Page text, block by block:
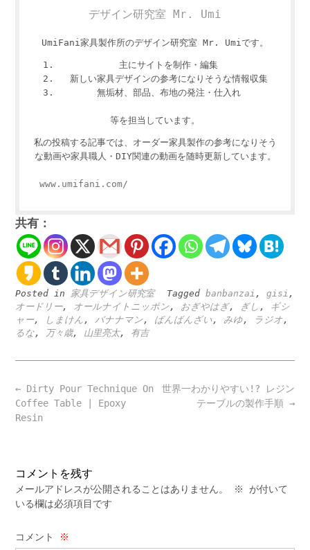
デザイン研究室 Mr. Umi
UmiFani家具製作所のデザイン研究室 Mr. Umiです。
主にサイトを制作・編集
新しい家具デザインの参考になりそうな情報収集
無垢材、部品、布地の発注・仕入れ
等を担当しています。
私の投稿する記事では、オーダー家具製作の参考になりそう
な動画や家具職人・DIY関連の動画を随時更新しています。
www.umifani.com/
共有：
Posted in 家具デザイン研究室 Tagged banbanzai , gisi ,
オードリー, オールナイトニッポン, おぎやはぎ, ぎし ,
ギシ
ャー, しまけん , バナナマン, ばんばんざい , みゆ, ラジオ,
るな, 万々歳, 山里亮太, 有吉
Post
navigation
世界一わかりやすい!? レジン
テーブルの製作手順 →
← Dirty Pour Technique On
Coffee Table | Epoxy
Resin
コメントを残す
メールアドレスが公開されることはありません。 ※
が付いて
いる欄は必須項目です
コメント ※